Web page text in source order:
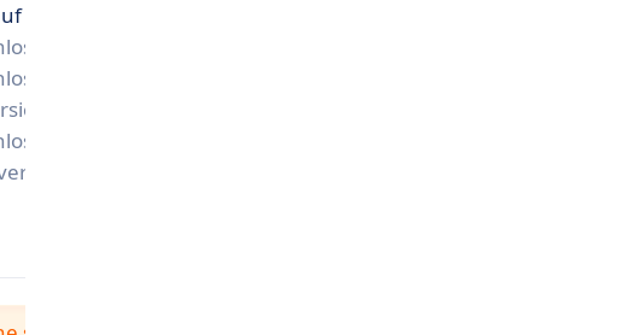
Anfrage
Version